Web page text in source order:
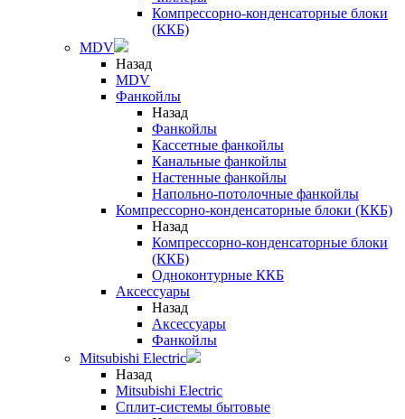
Компрессорно-конденсаторные блоки
(ККБ)
MDV
Назад
MDV
Фанкойлы
Назад
Фанкойлы
Кассетные фанкойлы
Канальные фанкойлы
Настенные фанкойлы
Напольно-потолочные фанкойлы
Компрессорно-конденсаторные блоки (ККБ)
Назад
Компрессорно-конденсаторные блоки
(ККБ)
Одноконтурные ККБ
Аксессуары
Назад
Аксессуары
Фанкойлы
Mitsubishi Electric
Назад
Mitsubishi Electric
Сплит-системы бытовые